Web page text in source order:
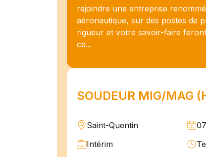
rejoindre une entreprise
aéronautique, sur des postes de
rigueur et votre savoir-faire
ce...
SOUDEUR MIG/MAG
Saint-Quentin
Intérim